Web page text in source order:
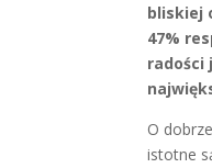
bliskiej
47%
radości
O
istotne